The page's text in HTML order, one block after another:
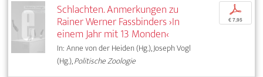
Schlachten. Anmerkungen zu
Rainer Werner Fassbinders ›In
einem Jahr mit 13 Monden‹
In: Anne von der Heiden (Hg.), Joseph Vogl
(Hg.),Politische Zoologie
p
€ 7,95